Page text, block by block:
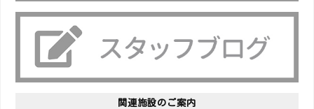
関連施設のご案内